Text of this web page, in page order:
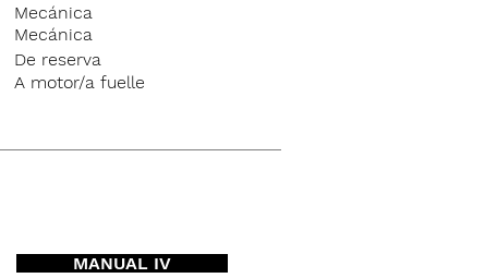
Mecánica
Mecánica
De reserva
A motor/a fuelle
MANUAL IV